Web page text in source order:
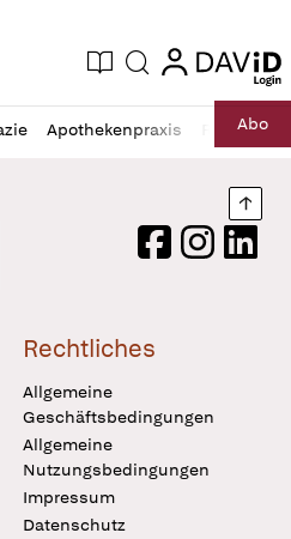
Zeitung
Aktuelle Ausgabe
Suche login
login
Apothekenpraxis RechtAbo
Logo
FacebookInstagram
Rechtliches
Allgemeine
Geschäftsbedingungen
Allgemeine
Nutzungsbedingungen
Impressum
Datenschutz